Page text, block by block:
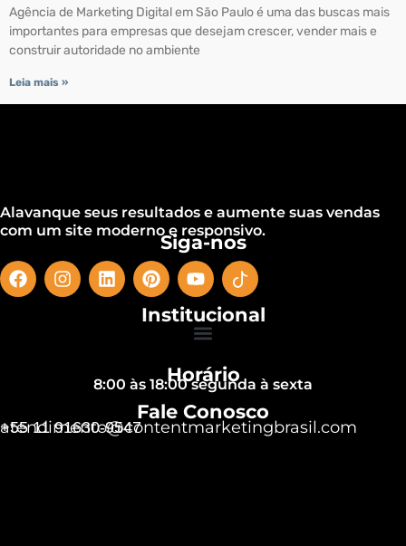
Agência de Marketing Digital em São Paulo é uma das buscas mais
importantes para empresas que desejam crescer, vender mais e
construir autoridade no ambiente
Leia mais »
Alavanque seus resultados e aumente suas vendas
com um site moderno e responsivo.
Siga-nos
Institucional
Horário
8:00 às 18:00 segunda à sexta
Fale Conosco
+55 11 91630-9547
atendimento@contentmarketingbrasil.com